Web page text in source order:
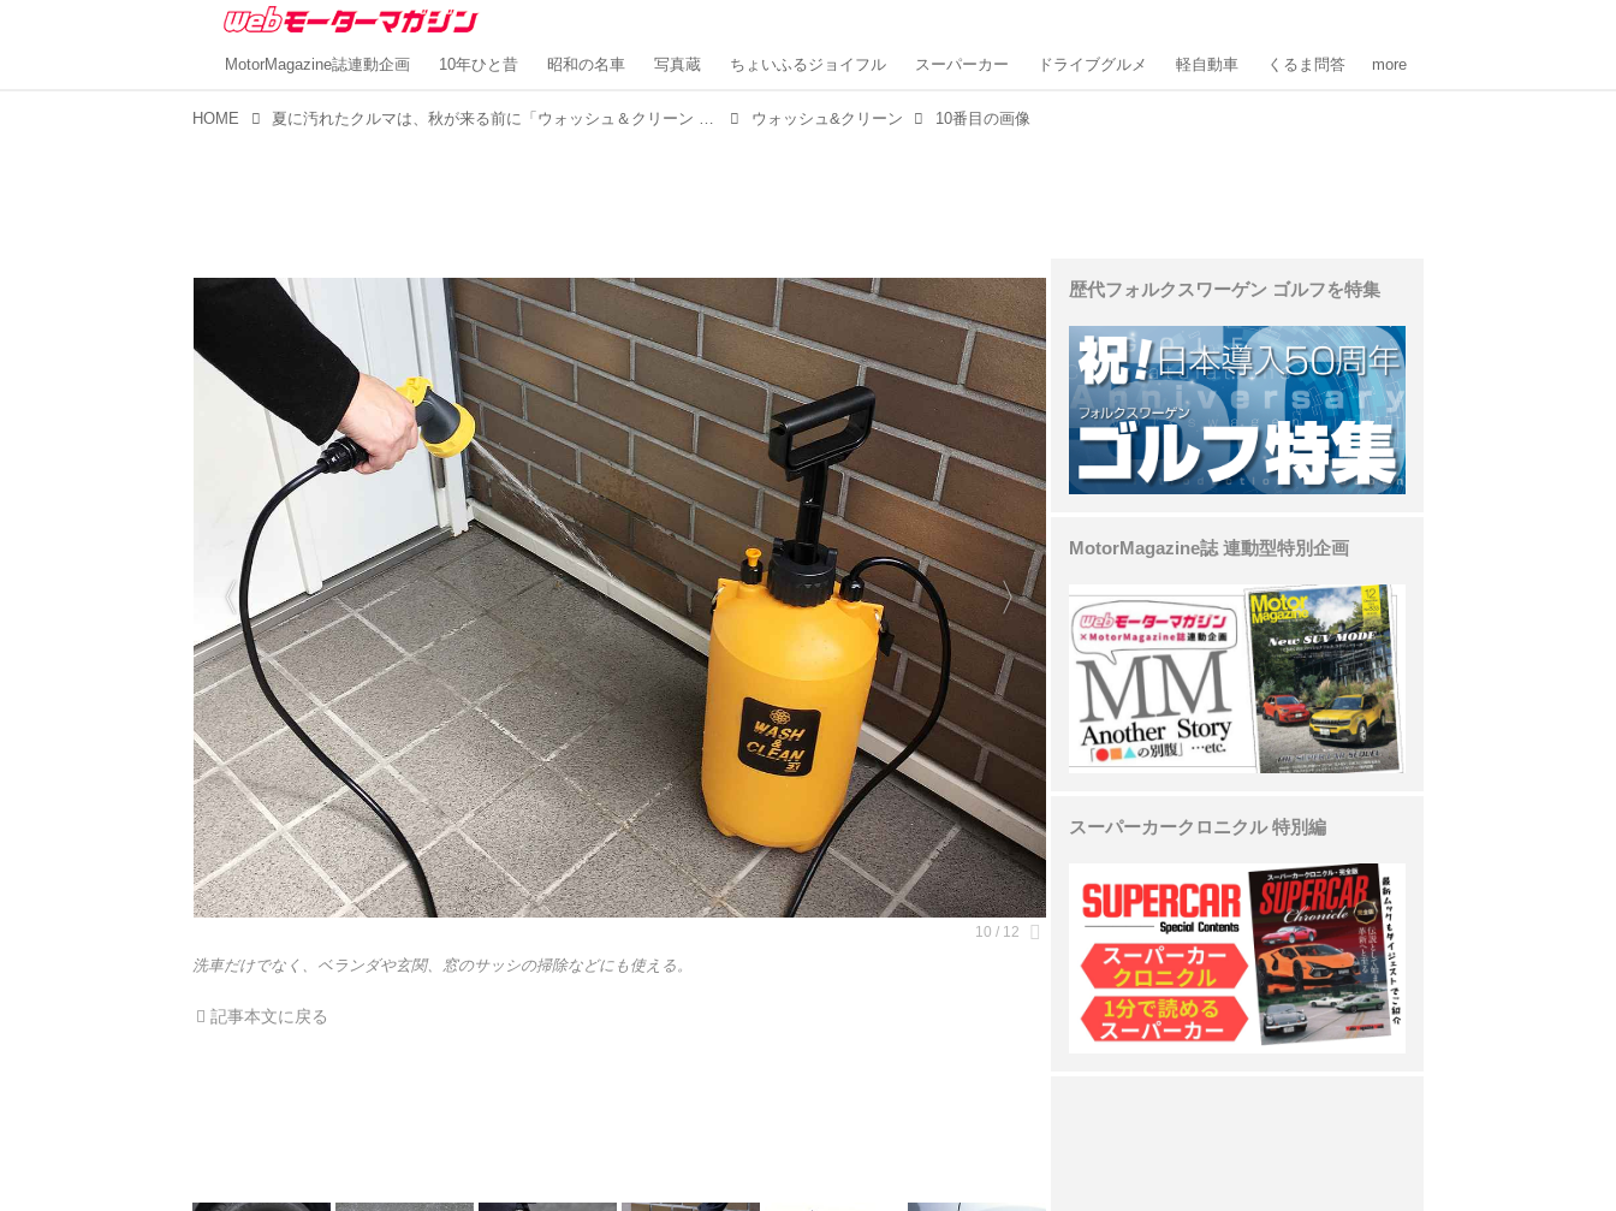
MotorMagazine誌連動企画 10年ひと昔 昭和の名車 写真蔵 ちょいふるジョイフル スーパーカー ドライブグルメ 軽自動車 くるま問答 more
HOME 夏に汚れたクルマは、秋が来る前に「ウォッシュ＆クリーン EX」でキレイにしておきたい！【MMスタイル コレクション】 ウォッシュ&クリーン 10番目の画像
洗車だけでなく、ベランダや玄関、窓のサッシの掃除などにも使える。
記事本文に戻る
歴代フォルクスワーゲン ゴルフを特集
MotorMagazine誌 連動型特別企画
スーパーカークロニクル 特別編